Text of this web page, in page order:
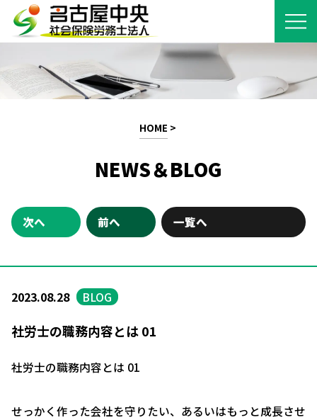
HOME >
NEWS＆BLOG
次へ 前へ 一覧へ
2023.08.28 BLOG
社労士の職務内容とは 01
社労士の職務内容とは 01
せっかく作った会社を守りたい、あるいはもっと成長させ